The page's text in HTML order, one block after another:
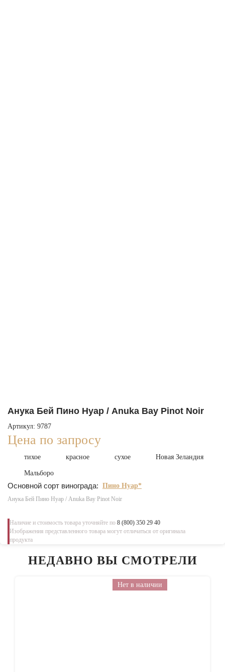
Анука Бей Пино Нуар / Anuka Bay Pinot Noir
Артикул: 9787
Цена по запросу
тихое красное сухое Новая Зеландия
Мальборо
Основной сорт винограда: Пино Нуар*
Анука Бей Пино Нуар / Anuka Bay Pinot Noir
Наличие и стоимость товара уточняйте по 8 (800) 350 29 40
Изображения представленного товара могут отличаться от оригинала
продукта
НЕДАВНО ВЫ СМОТРЕЛИ
Нет в наличии